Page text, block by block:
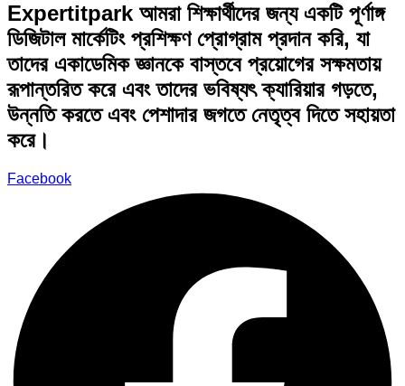
Expertitpark আমরা শিক্ষার্থীদের জন্য একটি পূর্ণাঙ্গ
ডিজিটাল মার্কেটিং প্রশিক্ষণ প্রোগ্রাম প্রদান করি, যা
তাদের একাডেমিক জ্ঞানকে বাস্তবে প্রয়োগের সক্ষমতায়
রূপান্তরিত করে এবং তাদের ভবিষ্যৎ ক্যারিয়ার গড়তে,
উন্নতি করতে এবং পেশাদার জগতে নেতৃত্ব দিতে সহায়তা
করে।
Facebook